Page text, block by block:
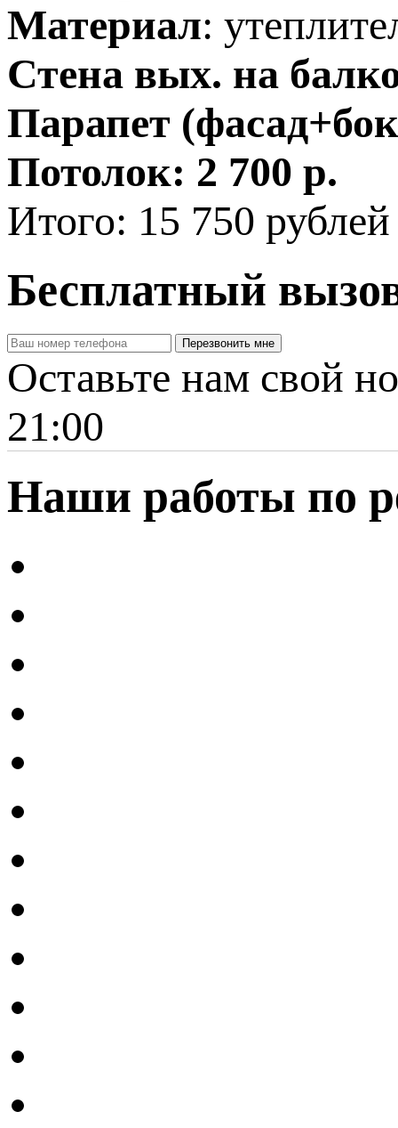
Материал:
Стена вых. на
Парапет
Потолок: 2 700 р.
Итого: 15 750 рублей
Бесплатный
Оставьте нам свой
21:00
Наши работы по